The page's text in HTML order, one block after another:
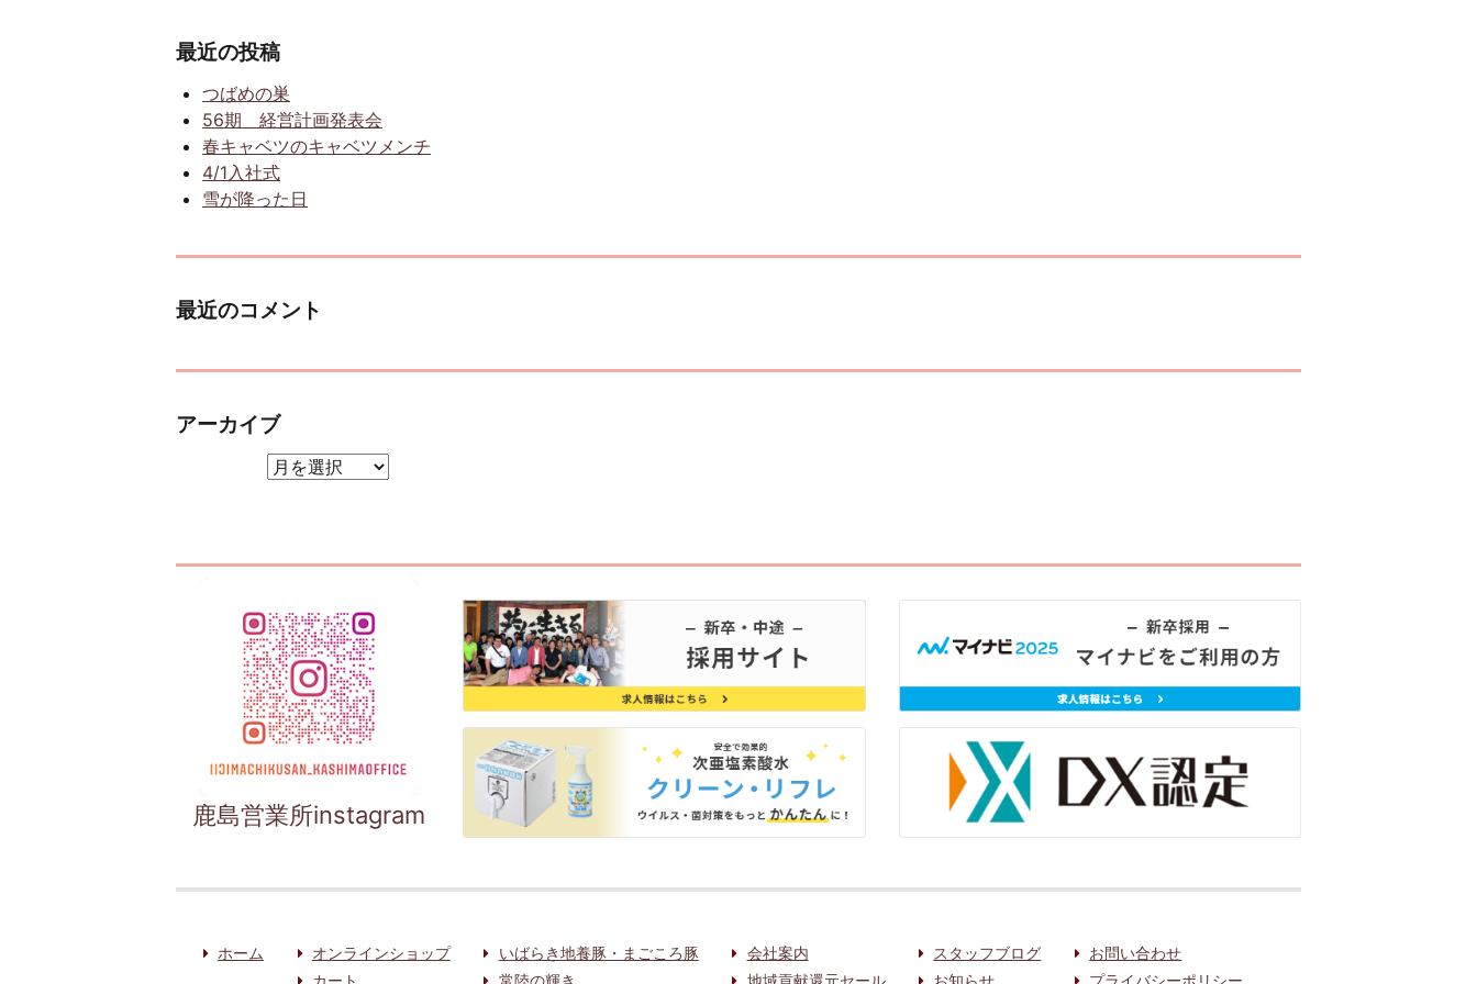
最近の投稿
つばめの巣
56期 経営計画発表会
春キャベツのキャベツメンチ
4/1入社式
雪が降った日
最近のコメント
アーカイブ
鹿島営業所instagram
ホーム
オンラインショップ
いばらき地養豚・まごころ豚
会社案内
スタッフブログ
お問い合わせ